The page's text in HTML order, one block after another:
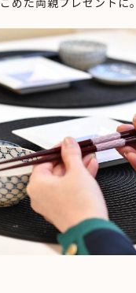
めた両親プレゼントに。